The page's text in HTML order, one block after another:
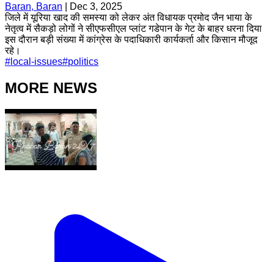
Baran, Baran
Dec 3, 2025
जिले में यूरिया खाद की समस्या को लेकर अंत विधायक प्रमोद जैन भाया के
नेतृत्व में सैकड़ो लोगों ने सीएफसीएल प्लांट गडेपान के गेट के बाहर धरना दिया
इस दौरान बड़ी संख्या में कांग्रेस के पदाधिकारी कार्यकर्ता और किसान मौजूद
रहे।
# local-issues#politics
MORE NEWS